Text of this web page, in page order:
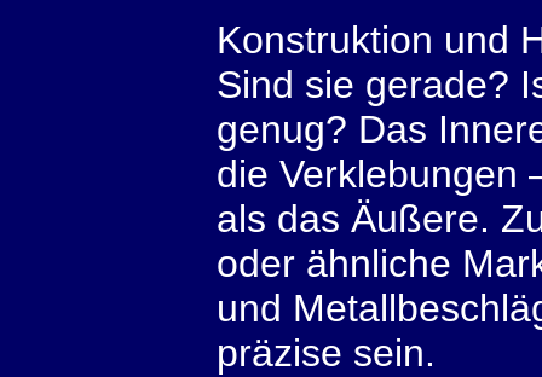
Konstruktion und
Sind sie gerade?
genug? Das
die Verklebungen
als das Äußere.
oder ähnliche
und
präzise sein.